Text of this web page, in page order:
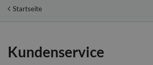
Startseite
Kundenservice